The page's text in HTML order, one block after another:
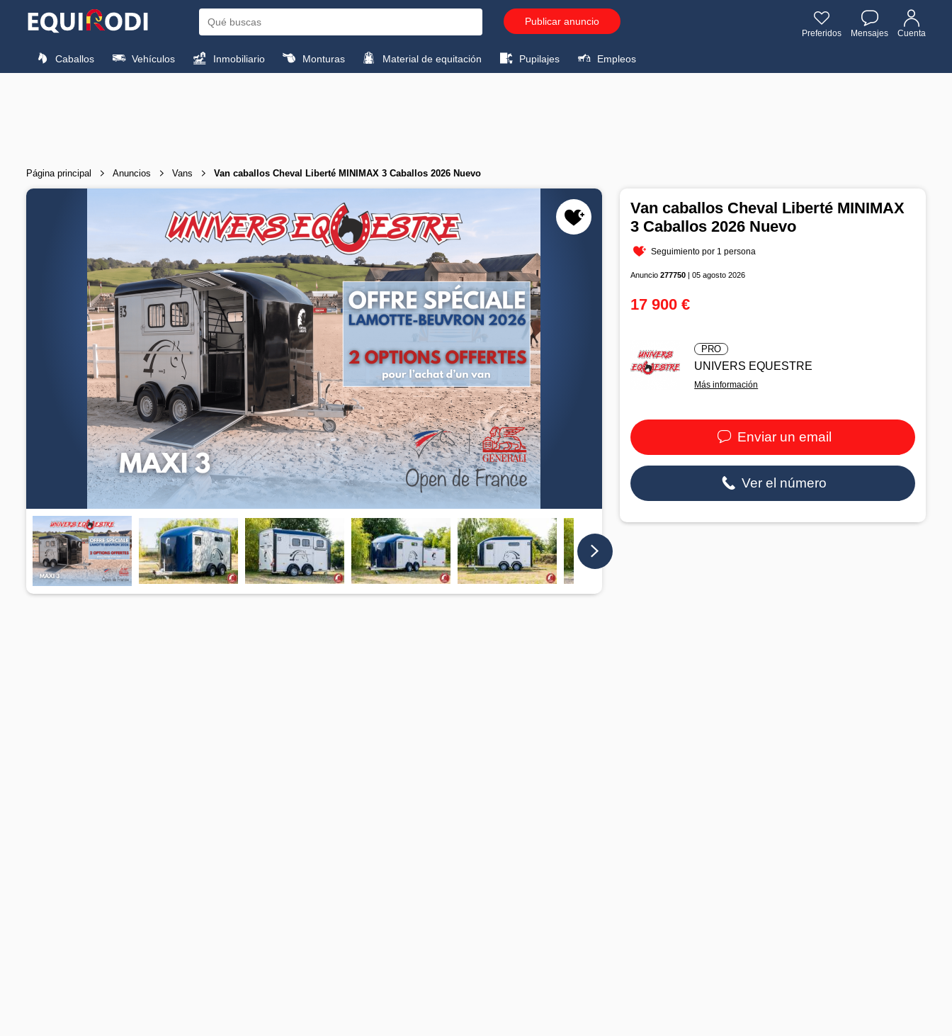
Publicar anuncio
Preferidos Mensajes Cuenta
Caballos Vehículos Inmobiliario Monturas Material de equitación Pupilajes Empleos
Página principal Anuncios Vans Van caballos Cheval Liberté MINIMAX 3 Caballos 2026 Nuevo
Van caballos Cheval Liberté MINIMAX
3 Caballos 2026 Nuevo
Seguimiento por 1 persona
Anuncio277750 | 05 agosto 2026
17 900 €
PRO
UNIVERS EQUESTRE
Más información
Enviar un email
Ver el número